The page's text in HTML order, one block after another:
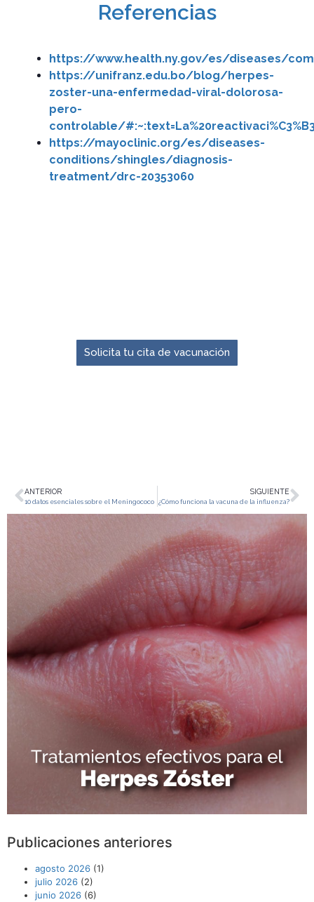
Referencias
https://www.health.ny.gov/es/diseases/
https://unifranz.edu.bo/blog/herpes-
zoster-una-enfermedad-viral-dolorosa-
pero-
controlable/
https://mayoclinic.org/es/diseases-
conditions/shingles/diagnosis-
treatment/drc-20353060
Solicita tu cita de vacunación
ANTERIOR
10 datos esenciales sobre el Meningococo
SIGUIENTE
¿Cómo funciona la vacuna de la influenza?
Publicaciones anteriores
agosto 2026 (1)
julio 2026 (2)
junio 2026 (6)